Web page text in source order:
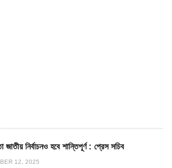
নির্বাচনও হবে শান্তিপূর্ণ : প্রেস সচিব
12, 2025